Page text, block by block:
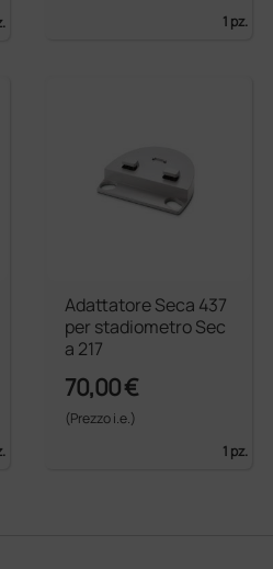
1 pz.
Adattatore Seca 437
per stadiometro Sec
a 217
70,00 €
(Prezzo i.e.)
1 pz.